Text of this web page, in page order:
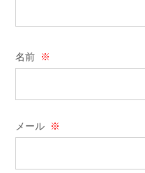
名前 ※
メール ※